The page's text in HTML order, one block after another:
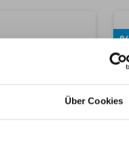
Über Cookies